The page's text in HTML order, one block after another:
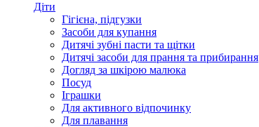
Діти
Гігієна, підгузки
Засоби для купання
Дитячі зубні пасти та щітки
Дитячі засоби для прання та прибирання
Догляд за шкірою малюка
Посуд
Іграшки
Для активного відпочинку
Для плавання